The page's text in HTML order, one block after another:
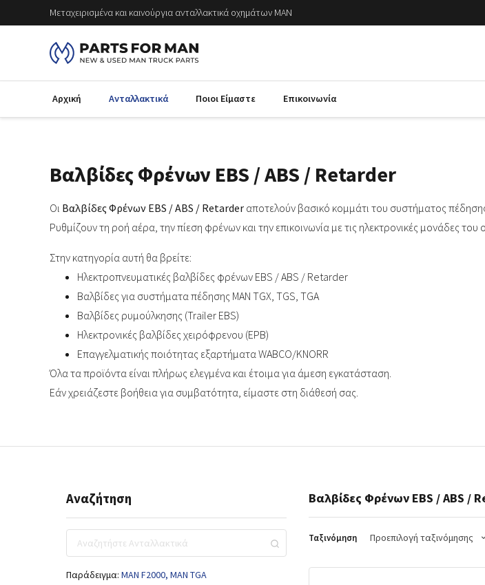
Μεταχειρισμένα και καινούργια ανταλλακτικά οχημάτων MAN
Αρχική Ανταλλακτικά Ποιοι Είμαστε Επικοινωνία
Βαλβίδες Φρένων EBS / ABS / Retarder
Οι Βαλβίδες Φρένων EBS / ABS / Retarder αποτελούν βασικό κομμάτι του συστήματος
Ρυθμίζουν τη ροή αέρα, την πίεση φρένων και την επικοινωνία με τις ηλεκτρονικές μονάδες
Στην κατηγορία αυτή θα βρείτε:
Ηλεκτροπνευματικές βαλβίδες φρένων EBS / ABS / Retarder
Βαλβίδες για συστήματα πέδησης MAN TGX, TGS, TGA
Βαλβίδες ρυμούλκησης (Trailer EBS)
Ηλεκτρονικές βαλβίδες χειρόφρενου (EPB)
Επαγγελματικής ποιότητας εξαρτήματα WABCO/KNORR
Όλα τα προϊόντα είναι πλήρως ελεγμένα και έτοιμα για άμεση εγκατάσταση.
Εάν χρειάζεστε βοήθεια για συμβατότητα, είμαστε στη διάθεσή σας.
Αναζήτηση
Παράδειγμα: MAN F2000, MAN TGA
Βαλβίδες Φρένων EBS / ABS /
Ταξινόμηση Προεπιλογή ταξινόμησης